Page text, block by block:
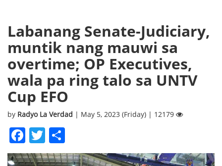
Labanang Senate-Judiciary,
muntik nang mauwi sa
overtime; OP Executives,
wala pa ring talo sa UNTV
Cup EFO
by Radyo La Verdad | May 5, 2023 (Friday) | 12179
Facebook
Twitter